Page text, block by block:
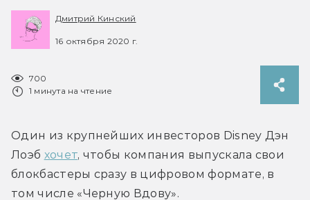
Дмитрий Кинский
16 октября 2020 г.
700
1 минута на чтение
Один из крупнейших инвесторов Disney Дэн
Лоэб хочет, чтобы компания выпускала свои
блокбастеры сразу в цифровом формате, в
том числе «Черную Вдову».